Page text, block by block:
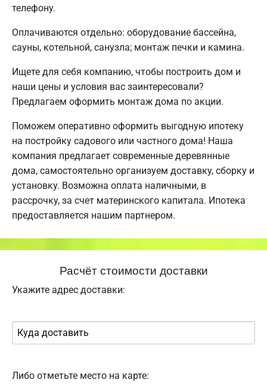
телефону.
Оплачиваются отдельно: оборудование бассейна,
сауны, котельной, санузла; монтаж печки и камина.
Ищете для себя компанию, чтобы построить дом и
наши цены и условия вас заинтересовали?
Предлагаем оформить монтаж дома по акции.
Поможем оперативно оформить выгодную ипотеку
на постройку садового или частного дома! Наша
компания предлагает современные деревянные
дома, самостоятельно организуем доставку, сборку и
установку. Возможна оплата наличными, в
рассрочку, за счет материнского капитала. Ипотека
предоставляется нашим партнером.
Расчёт стоимости доставки
Укажите адрес доставки:
Либо отметьте место на карте: